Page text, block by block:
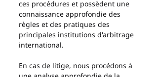
ces procédures et possèdent une
connaissance approfondie des
règles et des pratiques des
principales institutions d'arbitrage
international.
En cas de litige, nous procédons à